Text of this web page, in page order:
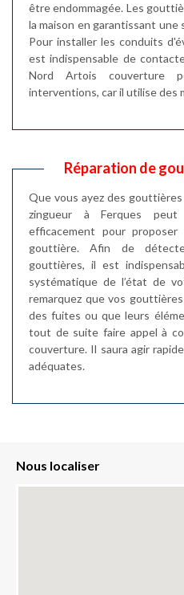
être endommagée. Les
la maison en garantissant
Pour installer les conduits
est indispensable de
Nord Artois couverture
interventions, car il utilise des
Réparation de
Que vous ayez des
zingueur à Ferques
efficacement pour
gouttière. Afin de
gouttières, il est
systématique de l’état de
remarquez que vos
des fuites ou que leurs
tout de suite faire appel à
couverture. Il saura agir
adéquates.
Nous localiser